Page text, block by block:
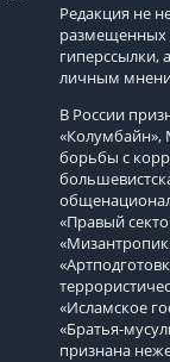
Редакция не
размещенных
гиперссылки,
личным
В России
«Колумбайн»,
борьбы с
«Правый
«Исламское
«Братья-
признана